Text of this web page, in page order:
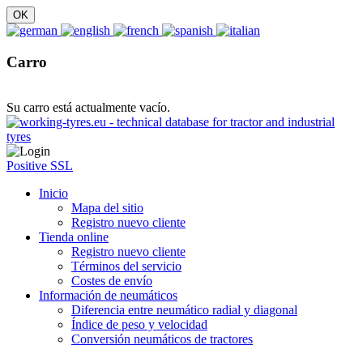
Carro
Su carro está actualmente vacío.
Positive SSL
Inicio
Mapa del sitio
Registro nuevo cliente
Tienda online
Registro nuevo cliente
Términos del servicio
Costes de envío
Información de neumáticos
Diferencia entre neumático radial y diagonal
Índice de peso y velocidad
Conversión neumáticos de tractores